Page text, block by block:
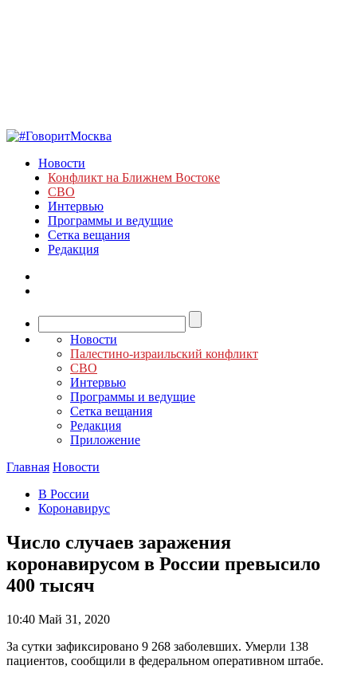
Новости
Конфликт на Ближнем Востоке
СВО
Интервью
Программы и ведущие
Сетка вещания
Редакция
Новости
Палестино-израильский конфликт
СВО
Интервью
Программы и ведущие
Сетка вещания
Редакция
Приложение
Главная Новости
В России
Коронавирус
Число случаев заражения
коронавирусом в России превысило
400 тысяч
10:40 Май 31, 2020
За сутки зафиксировано 9 268 заболевших. Умерли 138
пациентов, сообщили в федеральном оперативном штабе.